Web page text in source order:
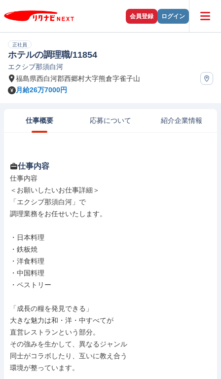
会員登録 ログイン
正社員
ホテルの調理職/11854
エクシブ那須白河
福島県西白河郡西郷村大字熊倉字雀子山
月給26万7000円
仕事概要 応募について 紹介企業情報
仕事内容
仕事内容
＜お願いしたいお仕事詳細＞
「エクシブ那須白河」で
調理業務をお任せいたします。
・日本料理
・鉄板焼
・洋食料理
・中国料理
・ペストリー
「成長の糧を発見できる」
大きな魅力は和・洋・中すべてが
直営レストランという部分。
その強みを生かして、異なるジャンル
同士がコラボしたり、互いに教え合う
環境が整っています。